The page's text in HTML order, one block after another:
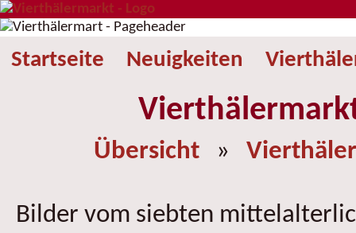
Startseite Neuigkeiten
Übersicht »
Bilder vom siebten